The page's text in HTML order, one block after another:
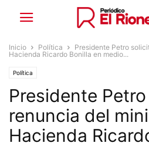
Inicio Política
Presidente Petro
Hacienda Ricardo Bonilla en medio...
Política
Presidente
renuncia del
Hacienda